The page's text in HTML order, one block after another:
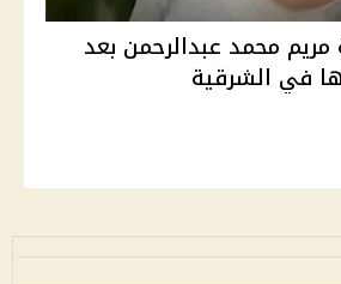
مريم محمد عبدالرحمن بعد
في الشرقية